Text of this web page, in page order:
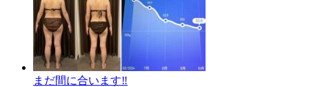
まだ間に合います‼️